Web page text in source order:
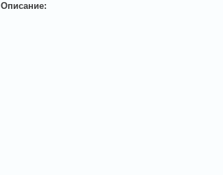
Описание: